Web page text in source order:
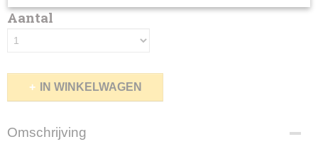
Aantal
IN WINKELWAGEN
Omschrijving